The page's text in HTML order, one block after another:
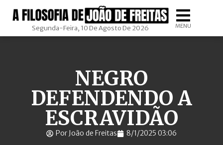
Segunda-Feira, 10 De Agosto De 2026 MENU
NEGRO
DEFENDENDO A
ESCRAVIDÃO
Por João de Freitas 8/1/2025 03:06